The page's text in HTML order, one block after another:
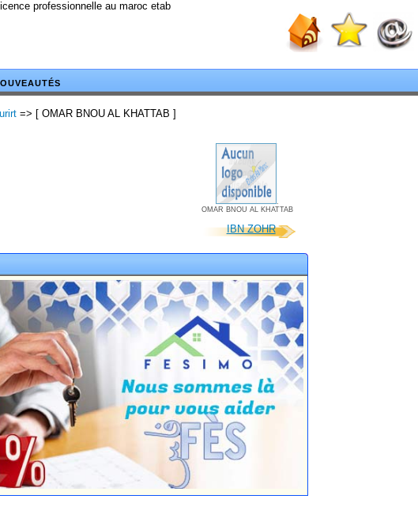
professionnelle au maroc etab
=> [ OMAR BNOU AL KHATTAB ]
.
OMAR BNOU AL KHATTAB
IBN ZOHR